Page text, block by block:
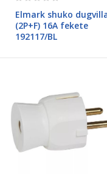
Elmark shuko
(2P+F) 16A fekete
192117/BL